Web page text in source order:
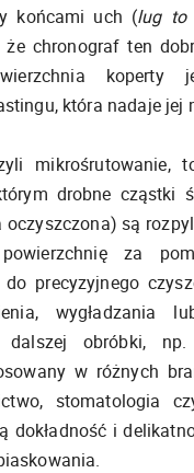
końcami uch (lug to
chronograf ten
koperty
która nadaje jej
mikrośrutowanie,
drobne cząstki
oczyszczona) są
za
do precyzyjnego
wygładzania
dalszej obróbki,
w różnych
stomatologia
dokładność i